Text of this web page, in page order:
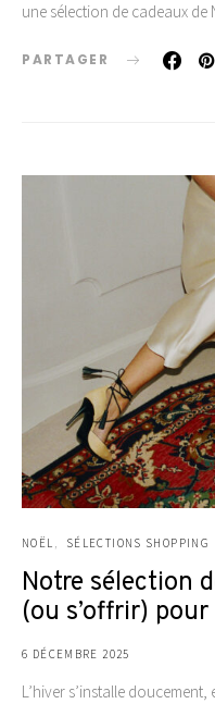
une sélection de cadeaux
PARTAGER
NOËL SÉLECTIONS SHOPPING
Notre sélection
(ou s’offrir)
6 DÉCEMBRE 2025
L’hiver s’installe